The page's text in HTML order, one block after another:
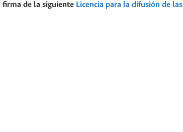
de la siguiente Licencia para la difusión de las